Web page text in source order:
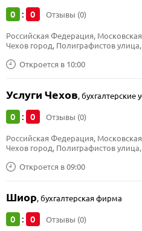
0 : 0 Отзывы (0)
Откроется в 10:00
Российская Федерация,
Чехов город, Полиграфистов улица,
Услуги Чехов,бухгалтерские
0 : 0 Отзывы (0)
Откроется в 09:00
Российская Федерация,
Чехов город, Полиграфистов
Шиор,бухгалтерская фирма
0 : 0 Отзывы (0)